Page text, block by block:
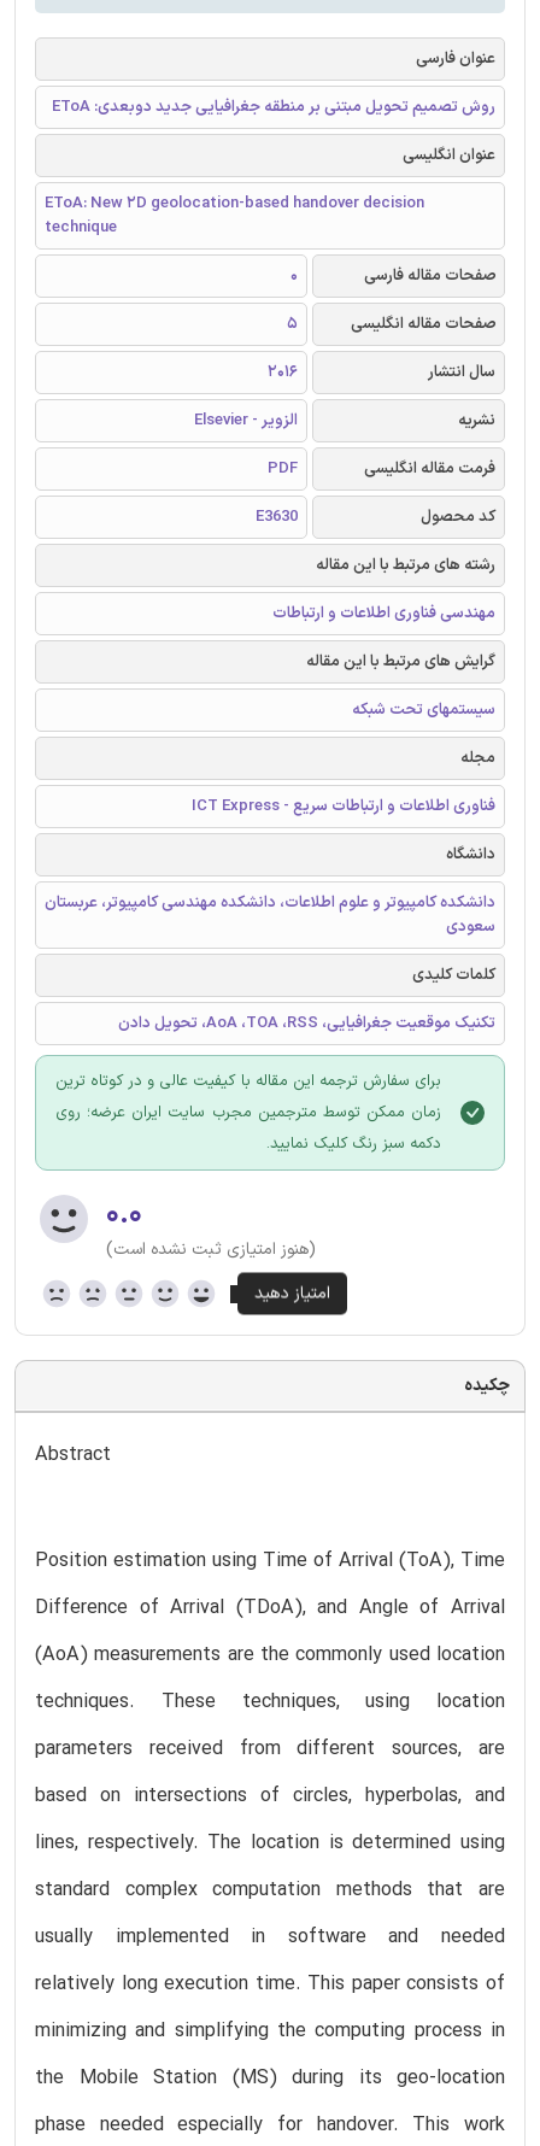
عنوان فارسی
روش تصمیم تحویل مبتنی بر منطقه جغرافیایی جدید دوبعدی: EToA
عنوان انگلیسی
EToA: New 2D geolocation-based handover decision
technique
صفحات مقاله فارسی
0
صفحات مقاله انگلیسی
5
سال انتشار
2016
نشریه
الزویر - Elsevier
فرمت مقاله انگلیسی
PDF
کد محصول
E3630
رشته های مرتبط با این مقاله
مهندسی فناوری اطلاعات و ارتباطات
گرایش های مرتبط با این مقاله
سیستمهای تحت شبکه
مجله
فناوری اطلاعات و ارتباطات سریع - ICT Express
دانشگاه
دانشکده کامپیوتر و علوم اطلاعات، دانشکده مهندسی کامپیوتر، عربستان
سعودی
کلمات کلیدی
تکنیک موقعیت جغرافیایی، AoA ،TOA ،RSS، تحویل دادن
برای سفارش ترجمه این مقاله با کیفیت عالی و در کوتاه ترین
زمان ممکن توسط مترجمین مجرب سایت ایران عرضه؛ روی
دکمه سبز رنگ کلیک نمایید.
۰.۰
(هنوز امتیازی ثبت نشده است)
چکیده
Abstract
Position estimation using Time of Arrival (ToA), Time
Difference of Arrival (TDoA), and Angle of Arrival
(AoA) measurements are the commonly used location
techniques. These techniques, using location
parameters received from different sources, are
based on intersections of circles, hyperbolas, and
lines, respectively. The location is determined using
standard complex computation methods that are
usually implemented in software and needed
relatively long execution time. This paper consists of
minimizing and simplifying the computing process in
the Mobile Station (MS) during its geo-location
phase needed especially for handover. This work